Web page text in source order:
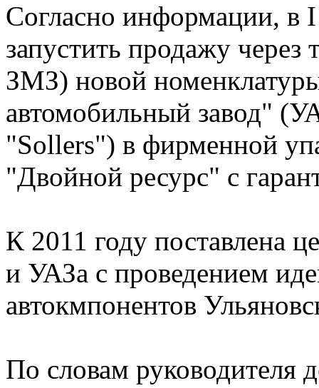
Согласно информации, в I
запустить продажу
ЗМЗ) новой
автомобильный завод"
"Sollers") в фирменной
"Двойной ресурс" с
К 2011 году поставлена
и УАЗа с проведением
автокмпонентов
По словам руководителя